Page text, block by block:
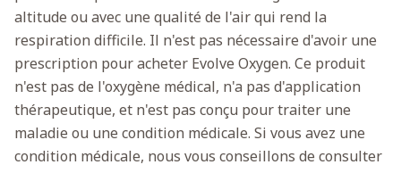
altitude ou avec une qualité de l'air qui rend la
respiration difficile. Il n'est pas nécessaire d'avoir une
prescription pour acheter Evolve Oxygen. Ce produit
n'est pas de l'oxygène médical, n'a pas d'application
thérapeutique, et n'est pas conçu pour traiter une
maladie ou une condition médicale. Si vous avez une
condition médicale, nous vous conseillons de consulter